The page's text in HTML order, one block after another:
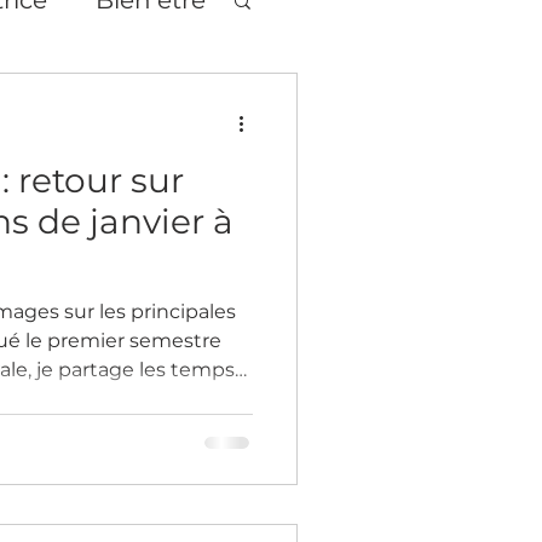
retour sur
de janvier à
sur les principales
le premier semestre
je partage les temps
autour de
reste ouvert en juillet